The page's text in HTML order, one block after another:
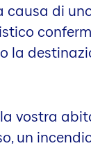
causa di
la
vostra
un